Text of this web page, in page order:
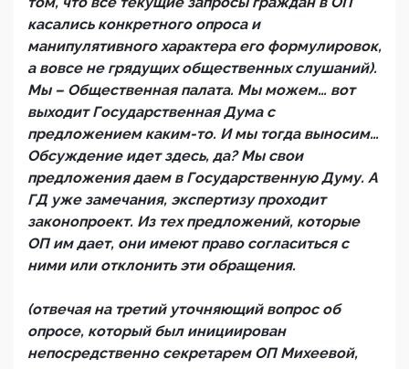
касались конкретного опроса и
манипулятивного характера его формулировок,
а вовсе не грядущих общественных слушаний).
Мы – Общественная палата. Мы можем… вот
выходит Государственная Дума с
предложением каким-то. И мы тогда выносим…
Обсуждение идет здесь, да? Мы свои
предложения даем в Государственную Думу. А
ГД уже замечания, экспертизу проходит
законопроект. Из тех предложений, которые
ОП им дает, они имеют право согласиться с
ними или отклонить эти обращения.
(отвечая на третий уточняющий вопрос об
опросе, который был инициирован
непосредственно секретарем ОП Михеевой,